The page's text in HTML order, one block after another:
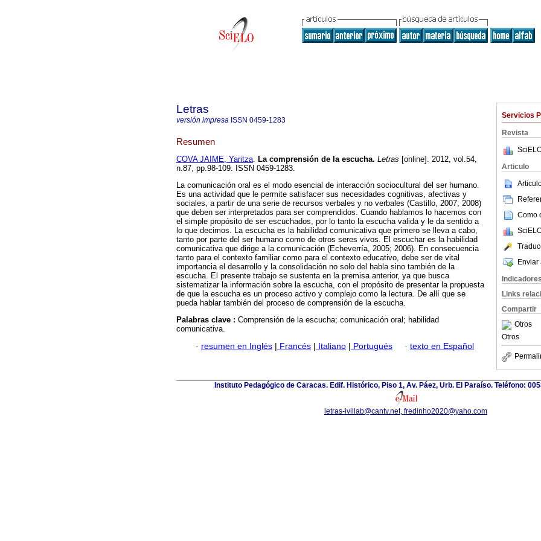
Servicios
Revista
Articulo
Como
Enviar
Indicadores
Links
Compartir
Otros
Otros
Letras
versión impresa ISSN 0459-1283
Resumen
COVA JAIME, Yaritza. La comprensión de la escucha. Letras [online]. 2012, vol.54,
n.87, pp.98-109. ISSN 0459-1283.
La comunicación oral es el modo esencial de interacción sociocultural del ser humano.
Es una actividad que le permite satisfacer sus necesidades cognitivas, afectivas y
sociales, a partir de una serie de recursos verbales y no verbales (Castillo, 2007; 2008)
que deben ser interpretados para ser comprendidos. Cuando hablamos lo hacemos con
el simple propósito de ser escuchados, por lo tanto la escucha valida y le da sentido a
lo que decimos. La escucha es la habilidad comunicativa que primero se lleva a cabo,
tanto por parte del ser humano como de otros seres vivos. El escuchar es la habilidad
comunicativa que dirige a la comunicación (Echeverría, 2005; 2006). En consecuencia
tanto para el contexto familiar como para el contexto educativo, debe ser de vital
importancia el desarrollo y la consolidación no solo del habla sino también de la
escucha. El presente trabajo se sustenta en la premisa anterior, ya que busca
sistematizar la información sobre la escucha, con el propósito de presentar la propuesta
de que la escucha es un proceso activo y complejo como la lectura. De allí que se
pueda hablar también del proceso de comprensión de la escucha.
Palabras clave : Comprensión de la escucha; comunicación oral; habilidad
comunicativa.
· resumen en Inglés | Francés | Italiano | Portugués · texto en Español
Instituto Pedagógico de Caracas. Edif. Histórico, Piso 1, Av. Páez, Urb. El Paraíso. Teléfono:
letras-ivillab@cantv.net, fredinho2020@yaho.com